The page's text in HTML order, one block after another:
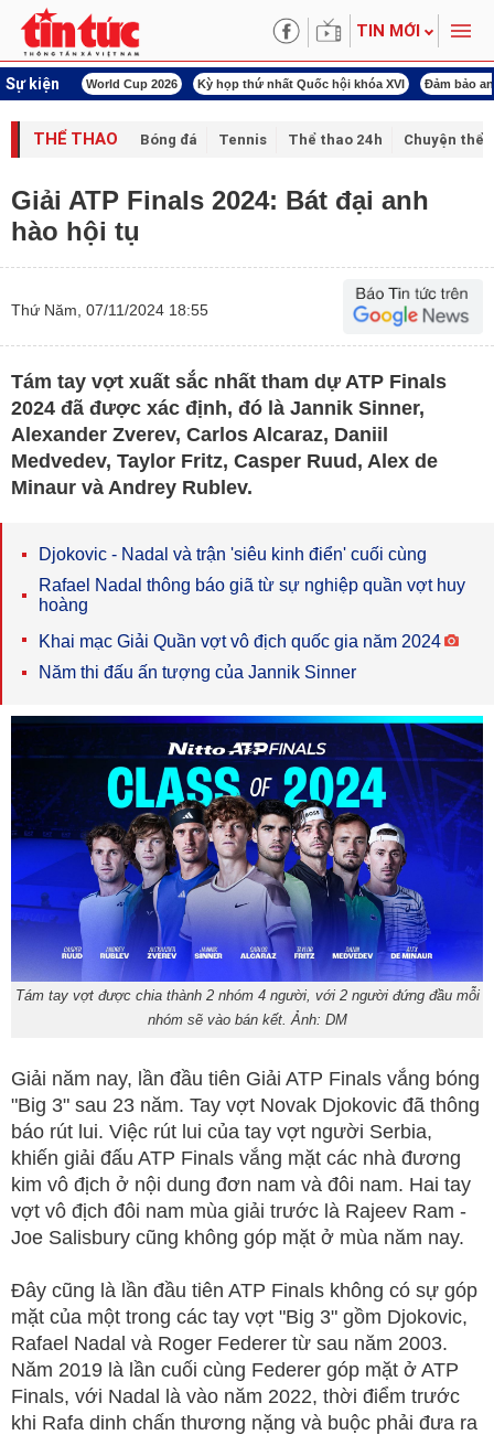
TIN MỚI
Sự kiện
Cup 2026 Kỳ họp thứ nhất Quốc hội khóa XVI Đảm bảo an ninh năng lượng
THỂ THAO Bóng đá Tennis Thể thao 24h Chuyện thể
Giải ATP Finals 2024: Bát đại anh
hào hội tụ
Thứ Năm, 07/11/2024 18:55
Tám tay vợt xuất sắc nhất tham dự ATP Finals
2024 đã được xác định, đó là Jannik Sinner,
Alexander Zverev, Carlos Alcaraz, Daniil
Medvedev, Taylor Fritz, Casper Ruud, Alex de
Minaur và Andrey Rublev.
Djokovic - Nadal và trận 'siêu kinh điển' cuối cùng
Rafael Nadal thông báo giã từ sự nghiệp quần vợt huy
hoàng
Khai mạc Giải Quần vợt vô địch quốc gia năm 2024
Năm thi đấu ấn tượng của Jannik Sinner
Tám tay vợt được chia thành 2 nhóm 4 người, với 2 người đứng đầu mỗi
nhóm sẽ vào bán kết. Ảnh: DM
Giải năm nay, lần đầu tiên Giải ATP Finals vắng bóng
"Big 3" sau 23 năm. Tay vợt Novak Djokovic đã thông
báo rút lui. Việc rút lui của tay vợt người Serbia,
khiến giải đấu ATP Finals vắng mặt các nhà đương
kim vô địch ở nội dung đơn nam và đôi nam. Hai tay
vợt vô địch đôi nam mùa giải trước là Rajeev Ram -
Joe Salisbury cũng không góp mặt ở mùa năm nay.
Đây cũng là lần đầu tiên ATP Finals không có sự góp
mặt của một trong các tay vợt "Big 3" gồm Djokovic,
Rafael Nadal và Roger Federer từ sau năm 2003.
Năm 2019 là lần cuối cùng Federer góp mặt ở ATP
Finals, với Nadal là vào năm 2022, thời điểm trước
khi Rafa dinh chấn thương nặng và buộc phải đưa ra